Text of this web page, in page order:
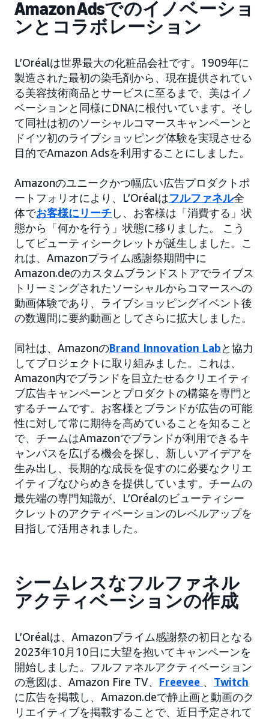
Amazon Adsでのイノベーショ
ンとコラボレーション
L’Oréalは世界最大の化粧品会社です。1909年に
製造された最初の染毛剤から、現在提供されてい
る美容技術商品とサービスに至るまで、美はイノ
ベーションと同様にDNAに根付いています。そし
て同社は初のソーシャルコマースキャンペーンと
ドイツ初のライブショッピング体験を実現させる
目的でAmazon Adsを利用することにしました。
Amazonのユニークかつ幅広い広告プロダクトポ
ートフォリオにより、L’Oréalはフルファネル全
体でお客様にリーチし、お客様は「消費する」状
態から「何かを行う」状態に移りました。 こう
してビューティシークレットが誕生しました。こ
れは、Amazonプライム感謝祭期間中に
Amazon.deのカスタムブランドストアでライブス
トリーミングされたソーシャルからコマースへの
動画体験であり、ライブショッピングイベント後
の数週間に要約動画としてさらに拡大しました。
同社は、AmazonのBrand Innovation Labと協力
してプロジェクトに取り組みました。これは、
Amazon内でブランドを目立たせるクリエイティ
ブ広告キャンペーンとプロダクトの構築を専門と
するチームです。お客様とブランドが広告の可能
性に対して常に期待を高めていることを知ること
で、チームはAmazonでブランドが利用できるキ
ャンバスを広げる機会を探し、新しいアイデアを
生み出し、長期的な成長を促すのに必要なクリエ
イティブなひらめきを提供しています。チームの
最先端の専門知識が、L’Oréalのビューティシー
クレットのアクティベーションのレベルアップを
目指して活用されました。
シームレスなフルファネル
アクティベーションの作成
L’Oréalは、Amazonプライム感謝祭の初日となる
2023年10月10日に大望を抱いてキャンペーンを
開始しました。フルファネルアクティベーション
の意図は、Amazon Fire TV、 Freevee 、 Twitch
に広告を掲載し、Amazon.deで静止画と動画のク
リエイティブを掲載することで、近日予定されて